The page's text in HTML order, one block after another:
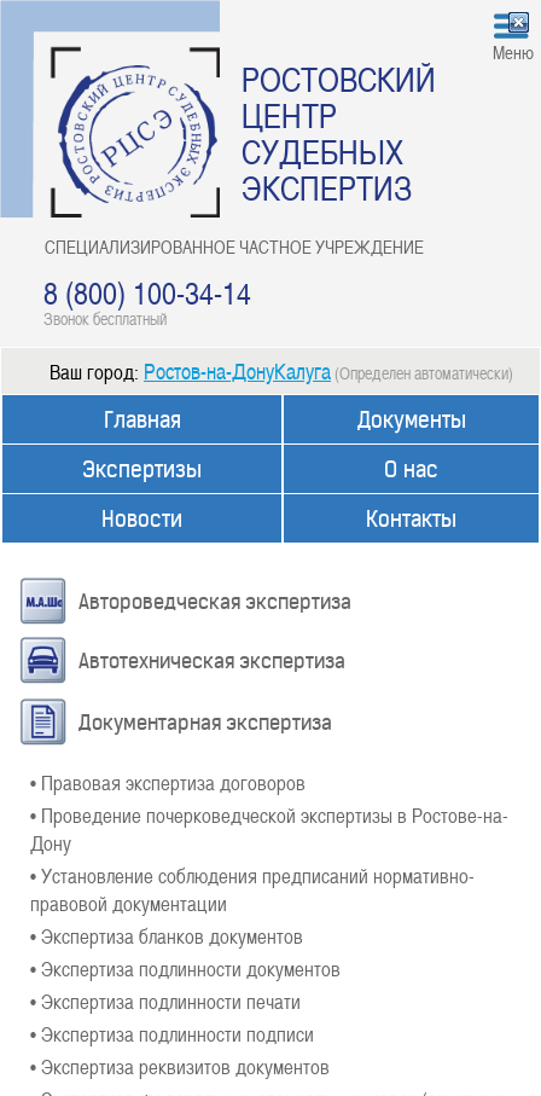
РОСТОВСКИЙ
ЦЕНТР
СУДЕБНЫХ
ЭКСПЕРТИЗ
СПЕЦИАЛИЗИРОВАННОЕ ЧАСТНОЕ УЧРЕЖДЕНИЕ
8 (800) 100-34-14
Звонок бесплатный
Меню
Ваш город: Ростов-на-ДонуКалуга (Определен автоматически)
Главная
Экспертизы
Новости
Документы
О нас
Контакты
Автороведческая экспертиза
Автотехническая экспертиза
Документарная экспертиза
• Правовая экспертиза договоров
• Проведение почерковедческой экспертизы в Ростове-на-
Дону
• Установление соблюдения предписаний нормативно-
правовой документации
• Экспертиза бланков документов
• Экспертиза подлинности документов
• Экспертиза подлинности печати
• Экспертиза подлинности подписи
• Экспертиза реквизитов документов